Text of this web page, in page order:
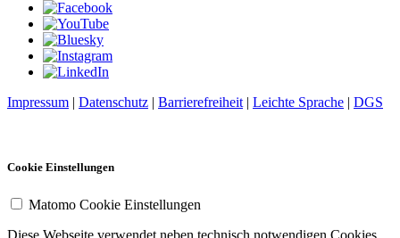
Impressum | Datenschutz | Barrierefreiheit | Leichte Sprache | DGS
Cookie Einstellungen
Matomo Cookie Einstellungen
Diese Webseite verwendet neben technisch notwendigen Cookies